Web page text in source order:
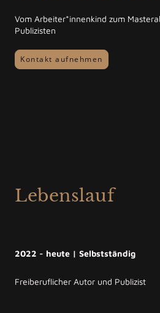
Vom Arbeiter*innenkind zum
Publizisten
Kontakt aufnehmen
Lebenslauf
2022 - heute | Selbstständig
Freiberuflicher Autor und Publizist